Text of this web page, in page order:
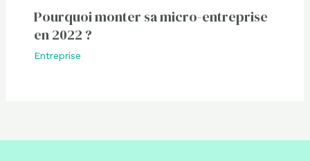
Pourquoi monter sa micro-entreprise
en 2022 ?
Entreprise